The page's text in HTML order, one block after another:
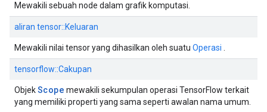
Mewakili sebuah node dalam grafik komputasi.
aliran tensor::Keluaran
Mewakili nilai tensor yang dihasilkan oleh suatu Operasi
tensorflow::Cakupan
ObjekScope mewakili sekumpulan operasi TensorFlow terkait
yang memiliki properti yang sama seperti awalan nama umum.